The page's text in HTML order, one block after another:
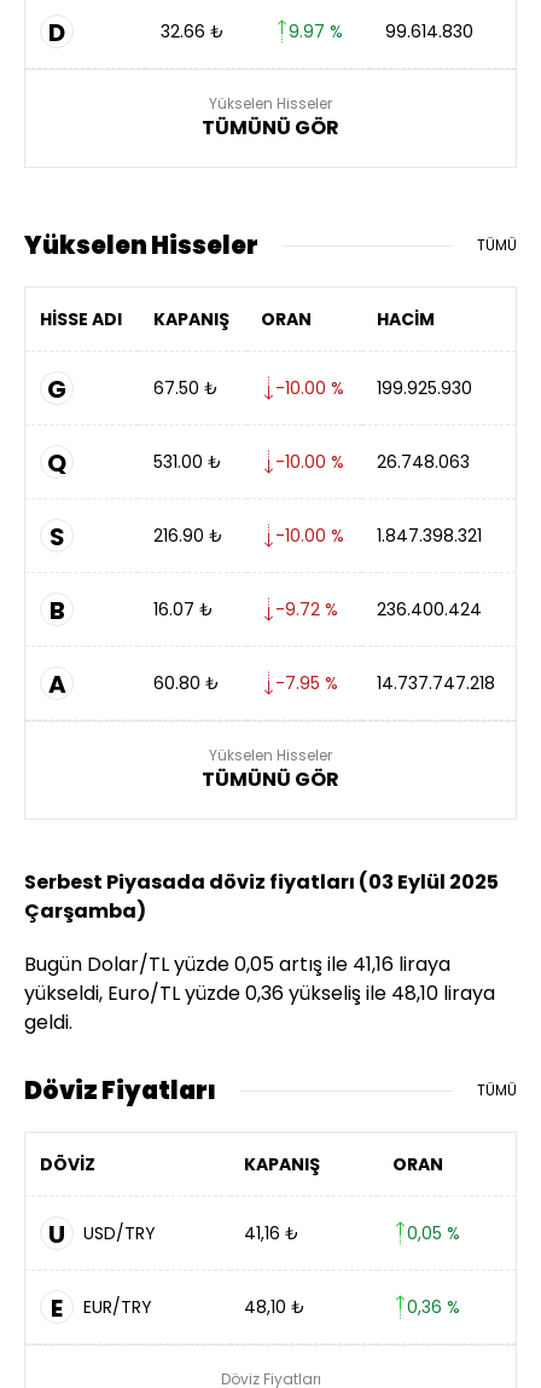
D 32.66 ₺ 9.97 % 99.614.830
Yükselen Hisseler
TÜMÜNÜ GÖR
Yükselen Hisseler TÜMÜ
HİSSE ADI KAPANIŞ ORAN HACİM
G 67.50 ₺ -10.00 % 199.925.930
Q 531.00 ₺ -10.00 % 26.748.063
S 216.90 ₺ -10.00 % 1.847.398.321
B 16.07 ₺ -9.72 % 236.400.424
A 60.80 ₺ -7.95 % 14.737.747.218
Yükselen Hisseler
TÜMÜNÜ GÖR
Serbest Piyasada döviz fiyatları (03 Eylül 2025
Çarşamba)
Bugün Dolar/TL yüzde 0,05 artış ile 41,16 liraya
yükseldi, Euro/TL yüzde 0,36 yükseliş ile 48,10 liraya
geldi.
Döviz Fiyatları TÜMÜ
DÖVİZ KAPANIŞ ORAN
U USD/TRY 41,16 ₺ 0,05 %
E EUR/TRY 48,10 ₺ 0,36 %
Döviz Fiyatları